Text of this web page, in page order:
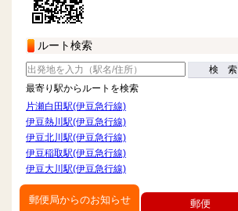
ルート検索
検 索
最寄り駅からルートを検索
片瀬白田駅(伊豆急行線)
伊豆熱川駅(伊豆急行線)
伊豆北川駅(伊豆急行線)
伊豆稲取駅(伊豆急行線)
伊豆大川駅(伊豆急行線)
郵便局からのお知らせ 郵便